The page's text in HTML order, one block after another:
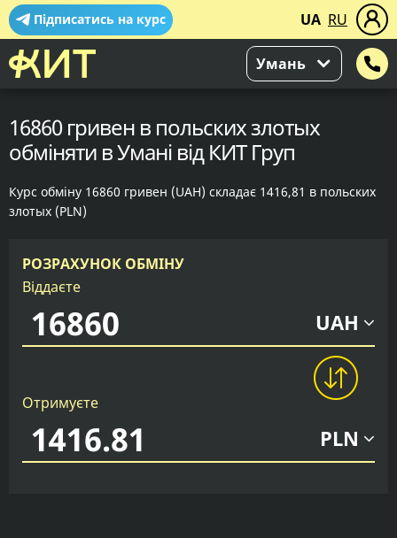
Підписатись на курс UA RU
Умань
16860 гривен в польских злотых
обміняти в Умані від КИТ Груп
Курс обміну 16860 гривен (UAH) складає 1416,81 в польских
злотых (PLN)
РОЗРАХУНОК ОБМІНУ
Віддаєте
UAH
Отримуєте
PLN